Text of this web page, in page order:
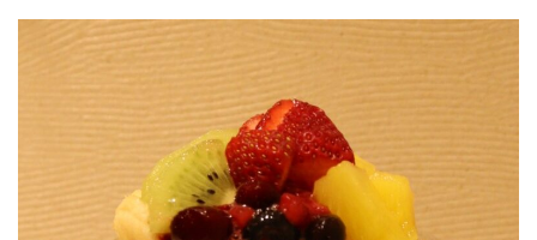
ランチ
その他
その他
その他